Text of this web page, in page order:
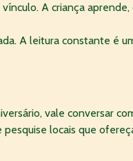
A criança aprende,
A leitura constante é
vale conversar
pesquise locais que